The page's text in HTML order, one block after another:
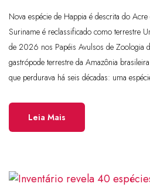
Nova espécie de Happia é descrita do
Suriname é reclassificado como terrestre
de 2026 nos Papéis Avulsos de Zoologia
gastrópode terrestre da Amazônia
que perdurava há seis décadas: uma
Leia Mais